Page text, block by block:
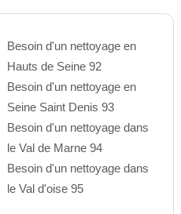
Besoin d'un nettoyage en
Hauts de Seine 92
Besoin d'un nettoyage en
Seine Saint Denis 93
Besoin d'un nettoyage dans
le Val de Marne 94
Besoin d'un nettoyage dans
le Val d'oise 95